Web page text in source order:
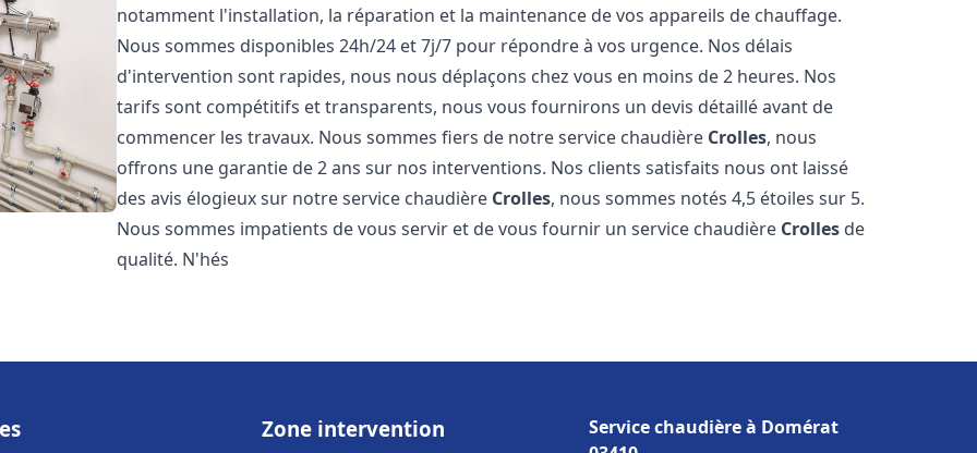
notamment l'installation, la réparation et la maintenance de vos appareils de chauffage.
Nous sommes disponibles 24h/24 et 7j/7 pour répondre à vos urgence. Nos délais
d'intervention sont rapides, nous nous déplaçons chez vous en moins de 2 heures. Nos
tarifs sont compétitifs et transparents, nous vous fournirons un devis détaillé avant de
commencer les travaux. Nous sommes fiers de notre service chaudière Crolles, nous
offrons une garantie de 2 ans sur nos interventions. Nos clients satisfaits nous ont laissé
des avis élogieux sur notre service chaudière Crolles, nous sommes notés 4,5 étoiles sur 5.
Nous sommes impatients de vous servir et de vous fournir un service chaudière Crolles de
qualité. N'hés
Zone intervention
Service chaudière à Domérat